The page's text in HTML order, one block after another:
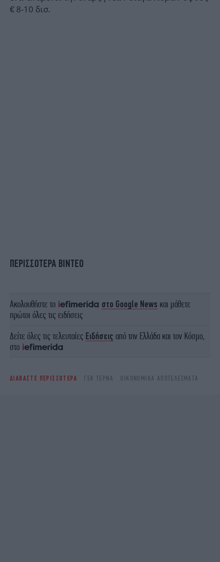
€ 8-10 δισ.
ΠΕΡΙΣΣΟΤΕΡΑ ΒΙΝΤΕΟ
Ακολουθήστε το στο Google News και μάθετε
πρώτοι όλες τις ειδήσεις
Δείτε όλες τις τελευταίες Ειδήσεις από την Ελλάδα και τον Κόσμο,
στο
ΔΙΑΒΑΣΤΕ ΠΕΡΙΣΣΟΤΕΡΑ ΓΕΚ ΤΕΡΝΑ ΟΙΚΟΝΟΜΙΚΆ ΑΠΟΤΕΛΈΣΜΑΤΑ